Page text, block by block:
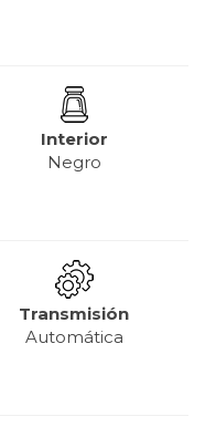
Interior
Negro
Transmisión
Automática